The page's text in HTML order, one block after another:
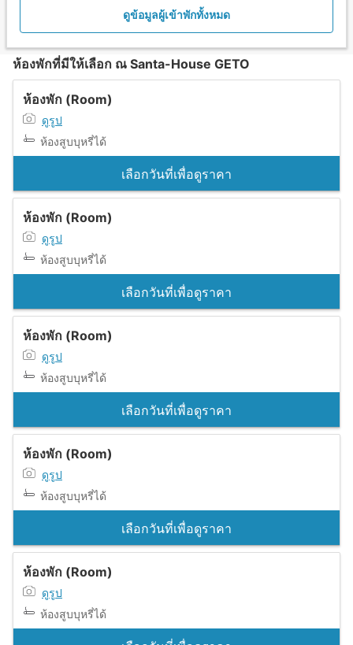
ดูข้อมูลผู้เข้าพักทั้งหมด
ห้องพักที่มีให้เลือก ณ Santa-House GETO
ห้องพัก (Room)
ดูรูป
ห้องสูบบุหรี่ได้
เลือกวันที่เพื่อดูราคา
ห้องพัก (Room)
ดูรูป
ห้องสูบบุหรี่ได้
เลือกวันที่เพื่อดูราคา
ห้องพัก (Room)
ดูรูป
ห้องสูบบุหรี่ได้
เลือกวันที่เพื่อดูราคา
ห้องพัก (Room)
ดูรูป
ห้องสูบบุหรี่ได้
เลือกวันที่เพื่อดูราคา
ห้องพัก (Room)
ดูรูป
ห้องสูบบุหรี่ได้